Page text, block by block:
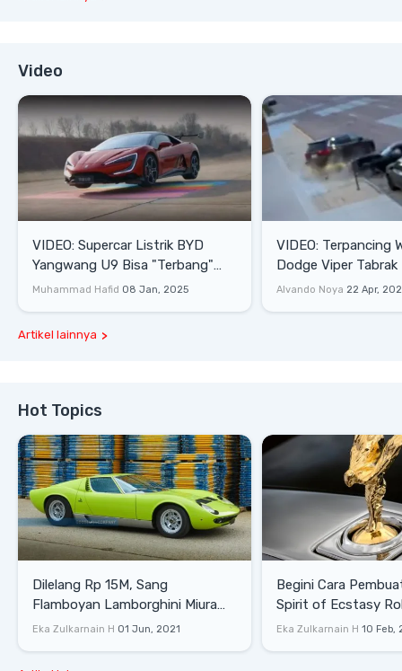
Video
VIDEO: Supercar Listrik BYD
Yangwang U9 Bisa "Terbang"
Lewati Rintangan
Muhammad Hafid 08 Jan, 2025
VIDEO: Terpancing
Dodge Viper Tabrak
Saat Burnout
Alvando Noya 22 Apr,
Artikel lainnya
Hot Topics
Dilelang Rp 15M, Sang
Flamboyan Lamborghini Miura
P400 S
Eka Zulkarnain H 01 Jun, 2021
Begini Cara
Spirit of Ecstasy
Eka Zulkarnain H 10 Feb,